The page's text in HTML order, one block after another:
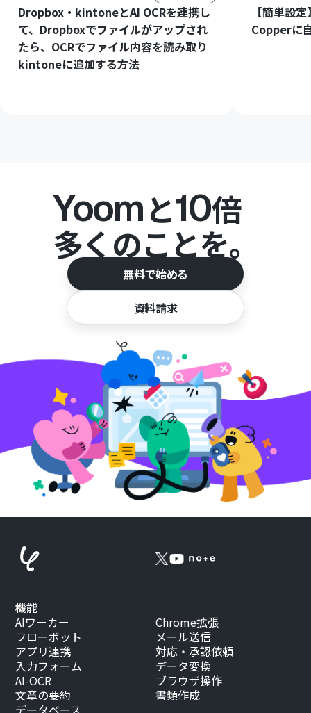
Dropbox・kintoneとAI OCRを連携し
て、Dropboxでファイルがアップされ
たら、OCRでファイル内容を読み取り
kintoneに追加する方法
【簡単設
Copperに
Yoomと10倍
多くのことを。
無料で始める
資料請求
機能
AIワーカー
フローボット
アプリ連携
入力フォーム
AI-OCR
文章の要約
データベース
Chrome拡張
メール送信
対応・承認依頼
データ変換
ブラウザ操作
書類作成